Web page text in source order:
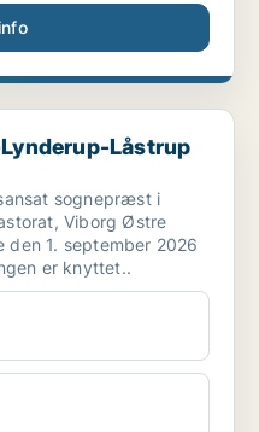
Pastorat, Vi...
Låstrup
sognepræst i
Viborg Østre
1. september 2026
er knyttet..